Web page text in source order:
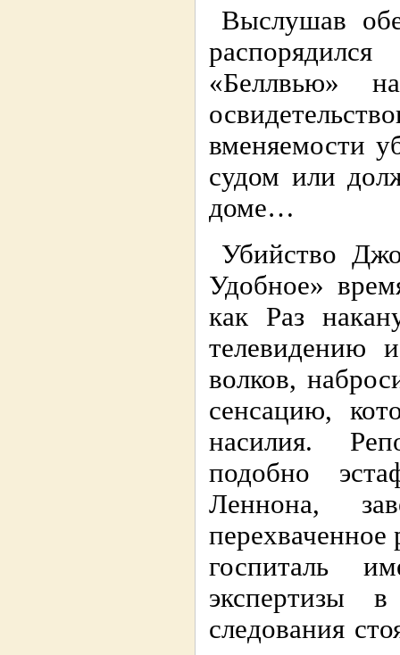
Выслушав
«Беллвью»
вменяемости
судом или
доме…
Убийство
Удобное»
как Раз
телевидению
волков,
сенсацию,
насилия.
подобно
Леннона,
госпиталь
экспертизы
следования